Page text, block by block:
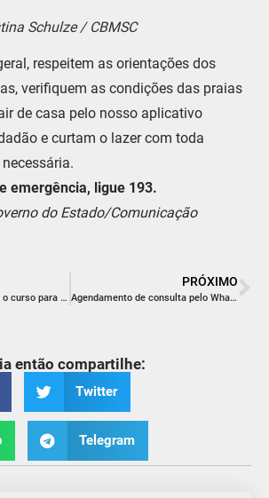
Schulze / CBMSC
respeitem as orientações dos
verifiquem as condições das praias
de casa pelo nosso aplicativo
e curtam o lazer com toda
emergência, ligue 193.
do Estado/Comunicação
Engenharia Mecânica: o curso para quem quer reinventar o mundo
PRÓXIMO
Agendamento de consulta pelo WhatsApp é sugerido pela vereadora Carla de Souza
então compartilhe:
Twitter
Telegram